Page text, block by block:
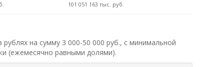
101 051 163 тыс. руб.
на сумму 3 000-50 000 руб., с минимальной
(ежемесячно равными долями).